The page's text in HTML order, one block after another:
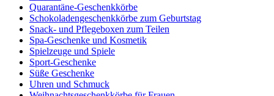
Quarantäne-Geschenkkörbe
Schokoladengeschenkkörbe zum Geburtstag
Snack- und Pflegeboxen zum Teilen
Spa-Geschenke und Kosmetik
Spielzeuge und Spiele
Sport-Geschenke
Süße Geschenke
Uhren und Schmuck